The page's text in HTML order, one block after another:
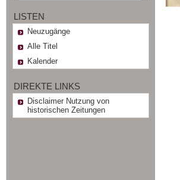
LISTEN
Neuzugänge
Alle Titel
Kalender
DIREKTE LINKS
Disclaimer Nutzung von
historischen Zeitungen